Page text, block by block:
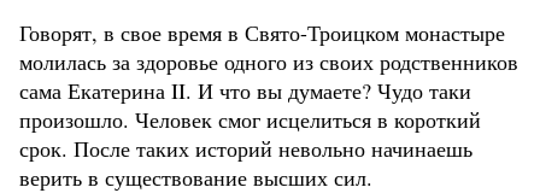
Говорят, в свое время в Свято-Троицком монастыре
молилась за здоровье одного из своих родственников
сама Екатерина II. И что вы думаете? Чудо таки
произошло. Человек смог исцелиться в короткий
срок. После таких историй невольно начинаешь
верить в существование высших сил.